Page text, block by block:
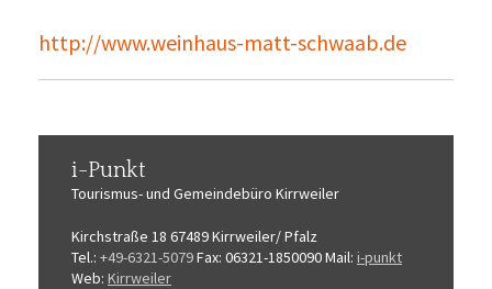
http://www.weinhaus-matt-schwaab.de
i-Punkt
Tourismus-und Gemeindebüro Kirrweiler
Kirchstraße 18 67489 Kirrweiler/ Pfalz
Tel.: +49-6321-5079Fax: 06321-1850090Mail: i-punkt
Web: Kirrweiler